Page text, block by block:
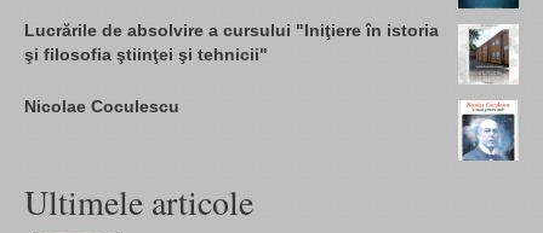
Lucrările de absolvire a cursului "Iniţiere în istoria
şi filosofia ştiinţei şi tehnicii"
Nicolae Coculescu
Ultimele articole